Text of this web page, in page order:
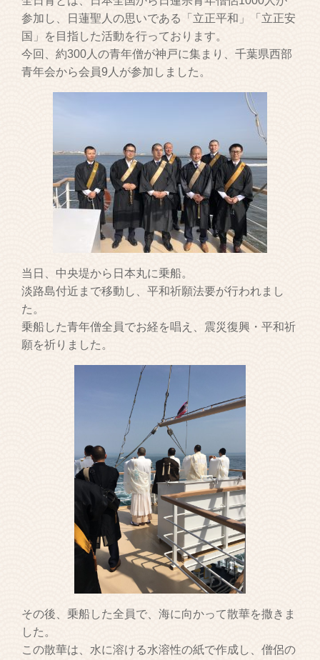
参加し、日蓮聖人の思いである「立正平和」「立正安
国」を目指した活動を行っております。
今回、約300人の青年僧が神戸に集まり、千葉県西部
青年会から会員9人が参加しました。
当日、中央堤から日本丸に乗船。
淡路島付近まで移動し、平和祈願法要が行われまし
た。
乗船した青年僧全員でお経を唱え、震災復興・平和祈
願を祈りました。
その後、乗船した全員で、海に向かって散華を撒きま
した。
この散華は、水に溶ける水溶性の紙で作成し、僧侶の